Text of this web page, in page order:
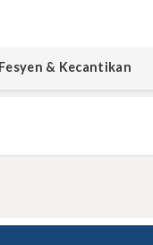
Fesyen & Kecantikan